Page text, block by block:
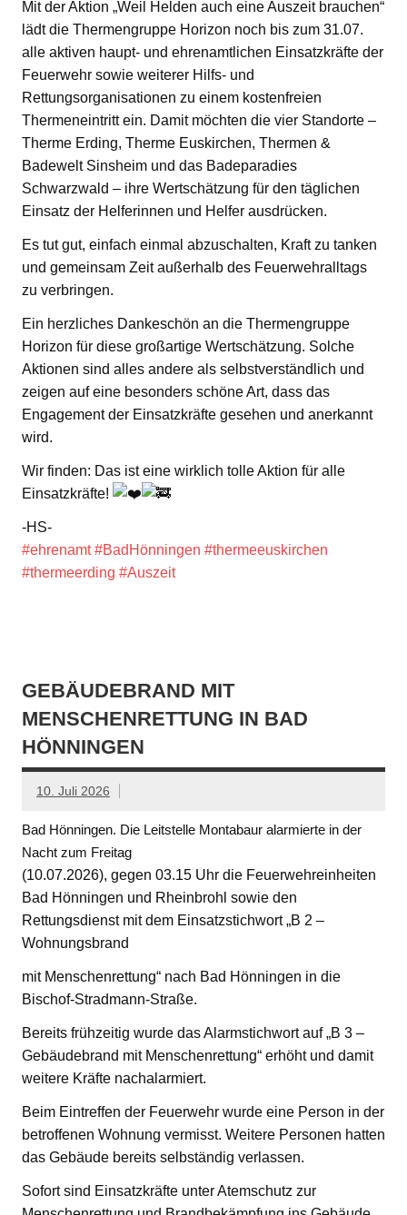
Mit der Aktion „Weil Helden auch eine Auszeit brauchen“
lädt die Thermengruppe Horizon noch bis zum 31.07.
alle aktiven haupt- und ehrenamtlichen Einsatzkräfte der
Feuerwehr sowie weiterer Hilfs- und
Rettungsorganisationen zu einem kostenfreien
Thermeneintritt ein. Damit möchten die vier Standorte –
Therme Erding, Therme Euskirchen, Thermen &
Badewelt Sinsheim und das Badeparadies
Schwarzwald – ihre Wertschätzung für den täglichen
Einsatz der Helferinnen und Helfer ausdrücken.
Es tut gut, einfach einmal abzuschalten, Kraft zu tanken
und gemeinsam Zeit außerhalb des Feuerwehralltags
zu verbringen.
Ein herzliches Dankeschön an die Thermengruppe
Horizon für diese großartige Wertschätzung. Solche
Aktionen sind alles andere als selbstverständlich und
zeigen auf eine besonders schöne Art, dass das
Engagement der Einsatzkräfte gesehen und anerkannt
wird.
Wir finden: Das ist eine wirklich tolle Aktion für alle
Einsatzkräfte!
-HS-
#ehrenamt #BadHönningen #thermeeuskirchen
#thermeerding #Auszeit
GEBÄUDEBRAND MIT
MENSCHENRETTUNG IN BAD
HÖNNINGEN
10. Juli 2026
Bad Hönningen. Die Leitstelle Montabaur alarmierte in der
Nacht zum Freitag
(10.07.2026), gegen 03.15 Uhr die Feuerwehreinheiten
Bad Hönningen und Rheinbrohl sowie den
Rettungsdienst mit dem Einsatzstichwort „B 2 –
Wohnungsbrand
mit Menschenrettung“ nach Bad Hönningen in die
Bischof-Stradmann-Straße.
Bereits frühzeitig wurde das Alarmstichwort auf „B 3 –
Gebäudebrand mit Menschenrettung“ erhöht und damit
weitere Kräfte nachalarmiert.
Beim Eintreffen der Feuerwehr wurde eine Person in der
betroffenen Wohnung vermisst. Weitere Personen hatten
das Gebäude bereits selbständig verlassen.
Sofort sind Einsatzkräfte unter Atemschutz zur